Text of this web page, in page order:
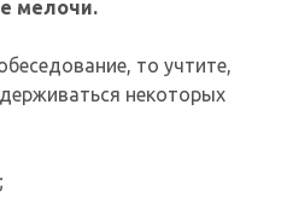
мелочи.
то учтите,
некоторых